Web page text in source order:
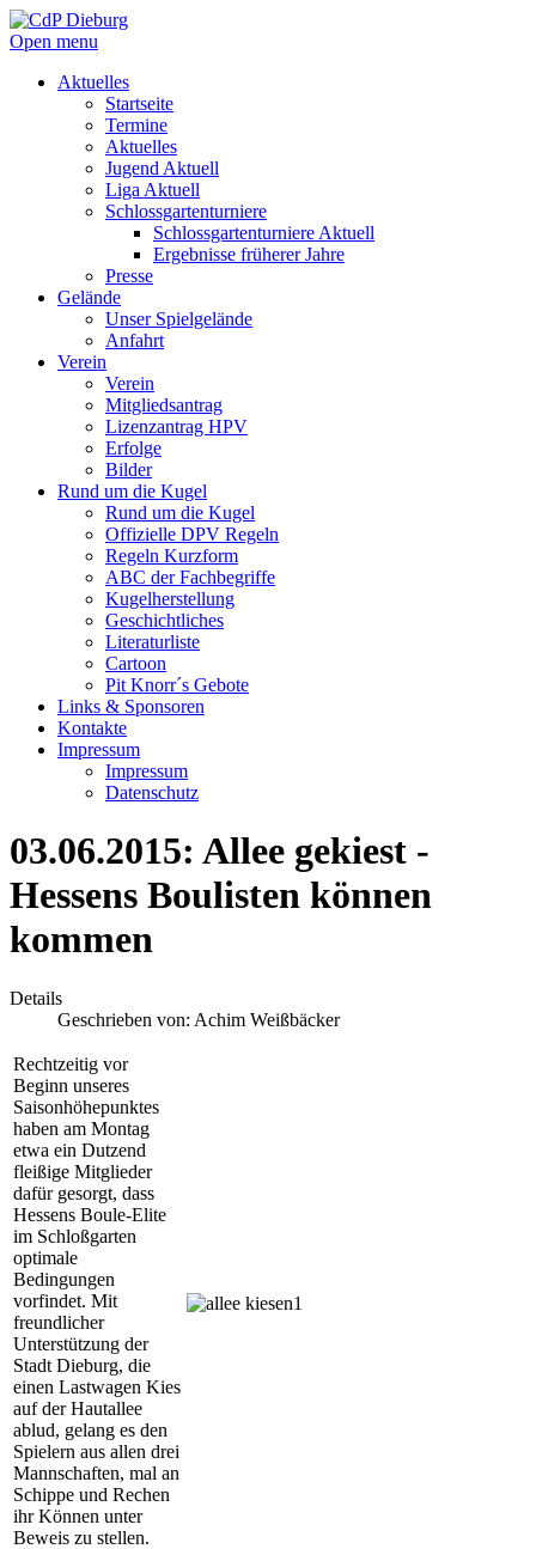
Open menu
Aktuelles
Startseite
Termine
Aktuelles
Jugend Aktuell
Liga Aktuell
Schlossgartenturniere
Schlossgartenturniere Aktuell
Ergebnisse früherer Jahre
Presse
Gelände
Unser Spielgelände
Anfahrt
Verein
Verein
Mitgliedsantrag
Lizenzantrag HPV
Erfolge
Bilder
Rund um die Kugel
Rund um die Kugel
Offizielle DPV Regeln
Regeln Kurzform
ABC der Fachbegriffe
Kugelherstellung
Geschichtliches
Literaturliste
Cartoon
Pit Knorr´s Gebote
Links & Sponsoren
Kontakte
Impressum
Impressum
Datenschutz
03.06.2015: Allee gekiest -
Hessens Boulisten können
kommen
Details
Geschrieben von: Achim Weißbäcker
Rechtzeitig vor
Beginn unseres
Saisonhöhepunktes
haben am Montag
etwa ein Dutzend
fleißige Mitglieder
dafür gesorgt, dass
Hessens Boule-Elite
im Schloßgarten
optimale
Bedingungen
vorfindet. Mit
freundlicher
Unterstützung der
Stadt Dieburg, die
einen Lastwagen Kies
auf der Hautallee
ablud, gelang es den
Spielern aus allen drei
Mannschaften, mal an
Schippe und Rechen
ihr Können unter
Beweis zu stellen.